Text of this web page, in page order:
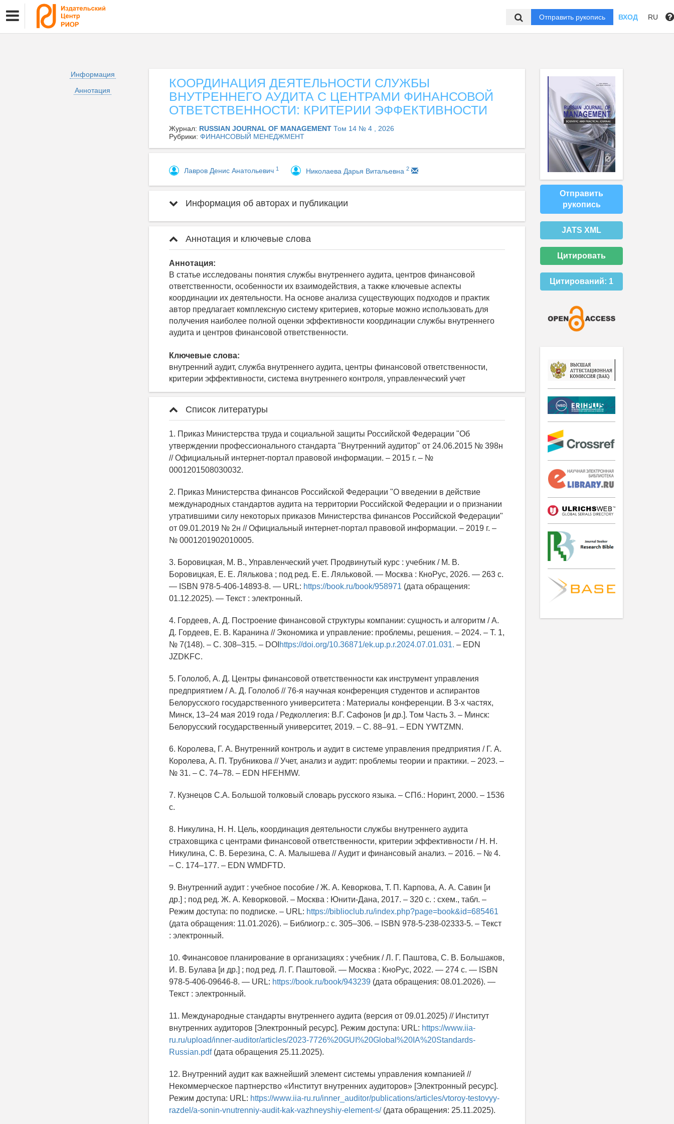
Отправить рукопись ВХОД RU
Информация
Аннотация
КООРДИНАЦИЯ ДЕЯТЕЛЬНОСТИ СЛУЖБЫ
ВНУТРЕННЕГО АУДИТА С ЦЕНТРАМИ ФИНАНСОВОЙ
ОТВЕТСТВЕННОСТИ: КРИТЕРИИ ЭФФЕКТИВНОСТИ
Журнал: RUSSIAN JOURNAL OF MANAGEMENT Том 14 № 4 , 2026
Рубрики: ФИНАНСОВЫЙ МЕНЕДЖМЕНТ
Лавров Денис Анатольевич 1 Николаева Дарья Витальевна 2
Информация об авторах и публикации
Аннотация и ключевые слова
Аннотация:
В статье исследованы понятия службы внутреннего аудита, центров финансовой
ответственности, особенности их взаимодействия, а также ключевые аспекты
координации их деятельности. На основе анализа существующих подходов и практик
автор предлагает комплексную систему критериев, которые можно использовать для
получения наиболее полной оценки эффективности координации службы внутреннего
аудита и центров финансовой ответственности.
Ключевые слова:
внутренний аудит, служба внутреннего аудита, центры финансовой ответственности,
критерии эффективности, система внутреннего контроля, управленческий учет
Список литературы
1. Приказ Министерства труда и социальной защиты Российской Федерации "Об
утверждении профессионального стандарта "Внутренний аудитор" от 24.06.2015 № 398н
// Официальный интернет-портал правовой информации. – 2015 г. – №
0001201508030032.
2. Приказ Министерства финансов Российской Федерации "О введении в действие
международных стандартов аудита на территории Российской Федерации и о признании
утратившими силу некоторых приказов Министерства финансов Российской Федерации"
от 09.01.2019 № 2н // Официальный интернет-портал правовой информации. – 2019 г. –
№ 0001201902010005.
3. Боровицкая, М. В., Управленческий учет. Продвинутый курс : учебник / М. В.
Боровицкая, Е. Е. Лялькова ; под ред. Е. Е. Ляльковой. — Москва : КноРус, 2026. — 263 с.
— ISBN 978-5-406-14893-8. — URL: https://book.ru/book/958971 (дата обращения:
01.12.2025). — Текст : электронный.
4. Гордеев, А. Д. Построение финансовой структуры компании: сущность и алгоритм / А.
Д. Гордеев, Е. В. Каранина // Экономика и управление: проблемы, решения. – 2024. – Т. 1,
№ 7(148). – С. 308–315. – DOI https://doi.org/10.36871/ek.up.p.r.2024.07.01.031. – EDN
JZDKFC.
5. Гололоб, А. Д. Центры финансовой ответственности как инструмент управления
предприятием / А. Д. Гололоб // 76-я научная конференция студентов и аспирантов
Белорусского государственного университета : Материалы конференции. В 3-х частях,
Минск, 13–24 мая 2019 года / Редколлегия: В.Г. Сафонов [и др.]. Том Часть 3. – Минск:
Белорусский государственный университет, 2019. – С. 88–91. – EDN YWTZMN.
6. Королева, Г. А. Внутренний контроль и аудит в системе управления предприятия / Г. А.
Королева, А. П. Трубникова // Учет, анализ и аудит: проблемы теории и практики. – 2023. –
№ 31. – С. 74–78. – EDN HFEHMW.
7. Кузнецов С.А. Большой толковый словарь русского языка. – СПб.: Норинт, 2000. – 1536
с.
8. Никулина, Н. Н. Цель, координация деятельности службы внутреннего аудита
страховщика с центрами финансовой ответственности, критерии эффективности / Н. Н.
Никулина, С. В. Березина, С. А. Малышева // Аудит и финансовый анализ. – 2016. – № 4.
– С. 174–177. – EDN WMDFTD.
9. Внутренний аудит : учебное пособие / Ж. А. Кеворкова, Т. П. Карпова, А. А. Савин [и
др.] ; под ред. Ж. А. Кеворковой. – Москва : Юнити-Дана, 2017. – 320 с. : схем., табл. –
Режим доступа: по подписке. – URL: https://biblioclub.ru/index.php?page=book&id=685461
(дата обращения: 11.01.2026). – Библиогр.: с. 305–306. – ISBN 978-5-238-02333-5. – Текст
: электронный.
10. Финансовое планирование в организациях : учебник / Л. Г. Паштова, С. В. Большаков,
И. В. Булава [и др.] ; под ред. Л. Г. Паштовой. — Москва : КноРус, 2022. — 274 с. — ISBN
978-5-406-09646-8. — URL: https://book.ru/book/943239 (дата обращения: 08.01.2026). —
Текст : электронный.
11. Международные стандарты внутреннего аудита (версия от 09.01.2025) // Институт
внутренних аудиторов [Электронный ресурс]. Режим доступа: URL: https://www.iia-
ru.ru/upload/inner-auditor/articles/2023-7726%20GUI%20Global%20IA%20Standards-
Russian.pdf(дата обращения 25.11.2025).
12. Внутренний аудит как важнейший элемент системы управления компанией //
Некоммерческое партнерство «Институт внутренних аудиторов» [Электронный ресурс].
Режим доступа: URL: https://www.iia-ru.ru/inner_auditor/publications/articles/vtoroy-testovyy-
razdel/a-sonin-vnutrenniy-audit-kak-vazhneyshiy-element-s/(дата обращения: 25.11.2025).
Отправить
рукопись
JATS XML
Цитировать
Цитирований: 1